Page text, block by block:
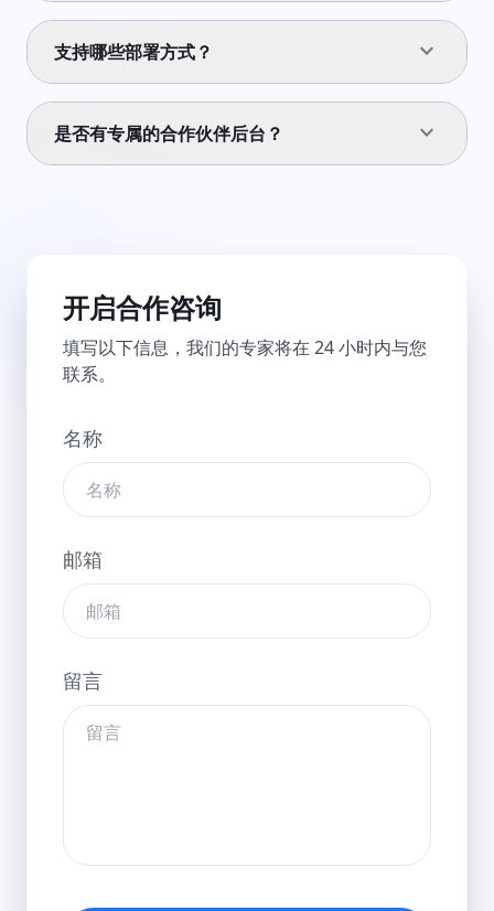
需 1-2 个工作日。如果是深度的业务逻辑对接，通常在
支持哪些部署方式？ expand_more
化部署（支持物理机或 K8s 集群），满足不同安全等级
是否有专属的合作伙伴后台？ expand_more
开启合作咨询
填写以下信息，我们的专家将在 24 小时内与您
联系。
名称
邮箱
留言